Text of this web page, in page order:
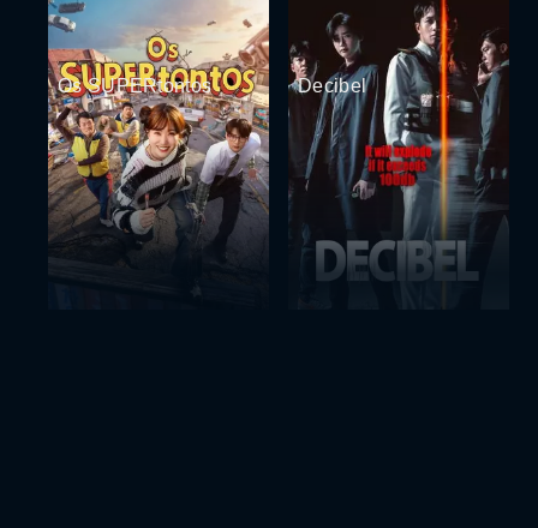
Os SUPERtontos Decibel